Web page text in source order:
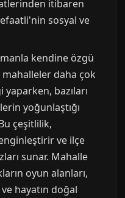
itibaren
sosyal ve
kendine özgü
daha çok
bazıları
yoğunlaştığı
çeşitlilik,
ve ilçe
sunar. Mahalle
oyun alanları,
hayatın doğal